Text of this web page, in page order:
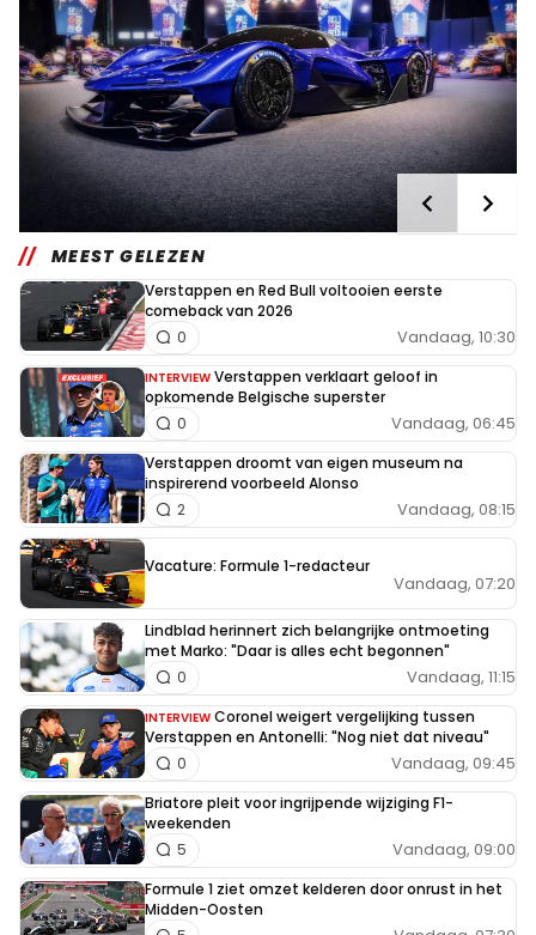
MEEST GELEZEN
Verstappen en Red Bull voltooien eerste
comeback van 2026
Vandaag, 10:30
0
INTERVIEW Verstappen verklaart geloof in
opkomende Belgische superster
Vandaag, 06:45
0
Verstappen droomt van eigen museum na
inspirerend voorbeeld Alonso
Vandaag, 08:15
2
Vacature: Formule 1-redacteur
Vandaag, 07:20
Lindblad herinnert zich belangrijke ontmoeting
met Marko: "Daar is alles echt begonnen"
Vandaag, 11:15
0
INTERVIEW Coronel weigert vergelijking tussen
Verstappen en Antonelli: "Nog niet dat niveau"
Vandaag, 09:45
0
Briatore pleit voor ingrijpende wijziging F1-
weekenden
Vandaag, 09:00
5
Formule 1 ziet omzet kelderen door onrust in het
Midden-Oosten